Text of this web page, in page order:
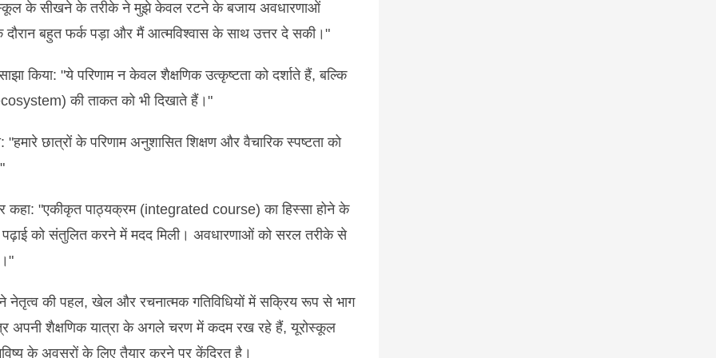
के सीखने के तरीके ने मुझे केवल रटने के बजाय अवधारणाओं
बहुत फर्क पड़ा और मैं आत्मविश्वास के साथ उत्तर दे सकी।"
किया: "ये परिणाम न केवल शैक्षणिक उत्कृष्टता को दर्शाते हैं, बल्कि
की ताकत को भी दिखाते हैं।"
छात्रों के परिणाम अनुशासित शिक्षण और वैचारिक स्पष्टता को
"एकीकृत पाठ्यक्रम (integrated course) का हिस्सा होने के
को संतुलित करने में मदद मिली। अवधारणाओं को सरल तरीके से
की पहल, खेल और रचनात्मक गतिविधियों में सक्रिय रूप से भाग
अपनी शैक्षणिक यात्रा के अगले चरण में कदम रख रहे हैं, यूरोस्कूल
के अवसरों के लिए तैयार करने पर केंद्रित है।